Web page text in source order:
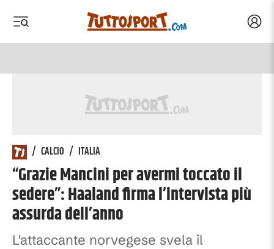
/ CALCIO / ITALIA
“Grazie Mancini per avermi toccato il
sedere”: Haaland firma l’intervista più
assurda dell’anno
L'attaccante norvegese svela il